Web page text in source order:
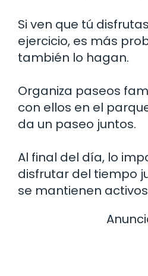
Si ven que tú
ejercicio, es más
también lo hagan.
Organiza paseos
con ellos en el
da un paseo juntos.
Al final del día, lo
disfrutar del tiempo
se mantienen